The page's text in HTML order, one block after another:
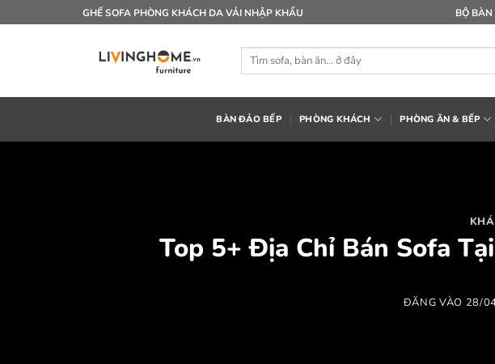
qua
GHẾ SOFA PHÒNG KHÁCH DA VẢI NHẬP KHẨU BỘ
Tìm
BÀN ĐẢO BẾP PHÒNG KHÁCH PHÒNG ĂN & BẾP
Top 5+ Địa Chỉ Bán Sofa
ĐĂNG VÀO 28/